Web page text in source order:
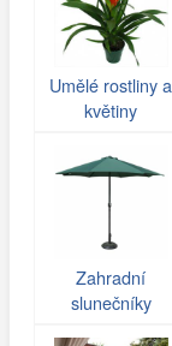
Umělé rostliny a
květiny
Zahradní
slunečníky